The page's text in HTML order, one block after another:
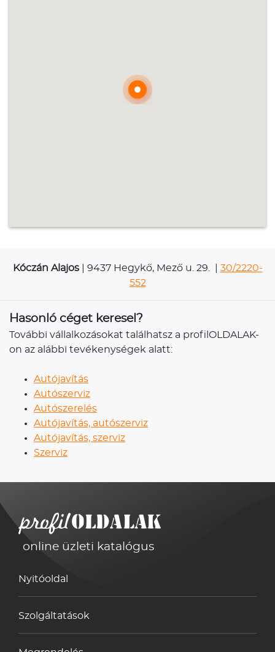
Kóczán Alajos| 9437 Hegykő, Mező u. 29. | 30/2220-
552
Hasonló céget keresel?
További vállalkozásokat találhatsz a profilOLDALAK-
on az alábbi tevékenységek alatt:
Autójavítás
Autószerviz
Autószerelés
Autójavítás, autószerviz
Autójavítás, szerviz
Szerviz
online üzleti katalógus
Nyitóoldal
Szolgáltatások